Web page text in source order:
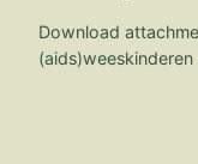
Download
(aids)weeskinderen